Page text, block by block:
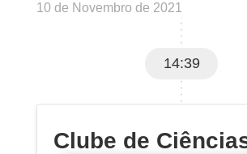
10 de Novembro de 2021
14:39
Clube de